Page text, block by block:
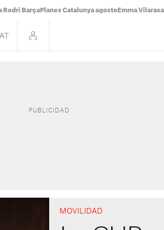
Rodri Barça Planes Catalunya agosto Emma
MOVILIDAD